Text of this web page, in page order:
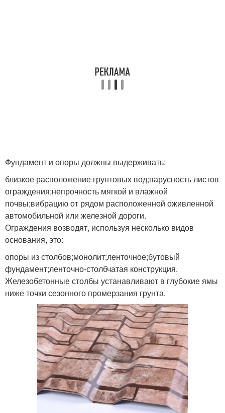
Фундамент и опоры должны выдерживать:
близкое расположение грунтовых вод;парусность листов
ограждения;непрочность мягкой и влажной
почвы;вибрацию от рядом расположенной оживленной
автомобильной или железной дороги.
Ограждения возводят, используя несколько видов
основания, это:
опоры из столбов;монолит;ленточное;бутовый
фундамент;ленточно-столбчатая конструкция.
Железобетонные столбы устанавливают в глубокие ямы
ниже точки сезонного промерзания грунта.